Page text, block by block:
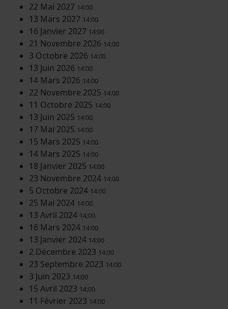
22 Mai 2027 14:00
13 Mars 2027 14:00
16 Janvier 2027 14:00
21 Novembre 2026 14:00
3 Octobre 2026 14:00
13 Juin 2026 14:00
14 Mars 2026 14:00
22 Novembre 2025 14:00
11 Octobre 2025 14:00
13 Juin 2025 14:00
17 Mai 2025 14:00
15 Mars 2025 14:00
14 Mars 2025 14:00
18 Janvier 2025 14:00
23 Novembre 2024 14:00
5 Octobre 2024 14:00
25 Mai 2024 14:00
13 Avril 2024 14:00
16 Mars 2024 14:00
13 Janvier 2024 14:00
2 Décembre 2023 14:00
23 Septembre 2023 14:00
3 Juin 2023 14:00
15 Avril 2023 14:00
11 Février 2023 14:00